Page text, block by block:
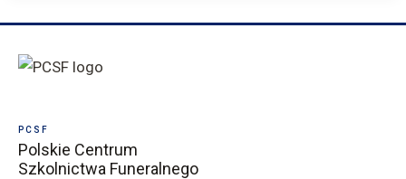
PCSF
Polskie Centrum
Szkolnictwa Funeralnego